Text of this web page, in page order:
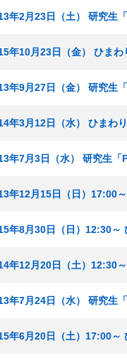
年2月23日（土） 研究生
年10月23日（金） ひま
年9月27日（金） 研究生
年3月12日（水） ひまわ
年7月3日（水） 研究生「
年12月15日（日）17:00
年8月30日（日）12:30～
年12月20日（土）12:30
年7月24日（水） 研究生
年6月20日（土）17:00～